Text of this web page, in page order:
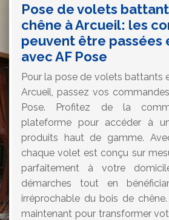
Pose de volets
chêne à Arcueil: les
peuvent être passées
avec AF Pose
Pour la pose de volets battants
Arcueil, passez vos
Pose. Profitez de la
plateforme pour accéder à
produits haut de gamme.
chaque volet est conçu sur
parfaitement à votre
démarches tout en
irréprochable du bois de
maintenant pour transformer